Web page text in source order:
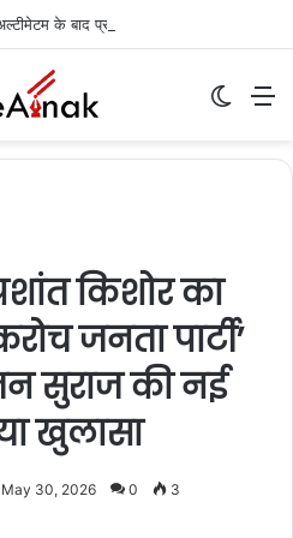
किशोर का
जनता पार्टी’
सुराज की नई
खुलासा
May 30, 2026 0 3